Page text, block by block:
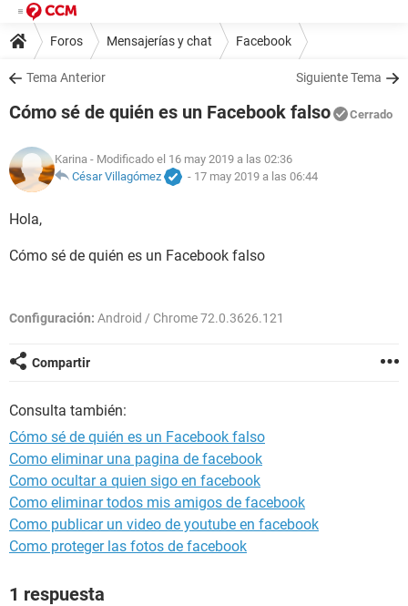
Foros Mensajerías y chat Facebook
Tema Anterior Siguiente Tema
Cómo sé de quién es un Facebook falso Cerrado
Karina - Modificado el 16 may 2019 a las 02:36
César Villagómez
- 17 may 2019 a las 06:44
Hola,
Cómo sé de quién es un Facebook falso
Configuración: Android / Chrome 72.0.3626.121
Compartir
Consulta también:
Cómo sé de quién es un Facebook falso
Como eliminar una pagina de facebook
Como ocultar a quien sigo en facebook
Como eliminar todos mis amigos de facebook
Como publicar un video de youtube en facebook
Como proteger las fotos de facebook
1 respuesta